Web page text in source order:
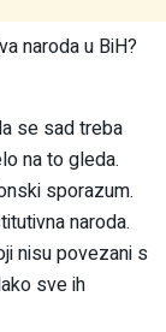
naroda u BiH?
se sad treba
na to gleda.
sporazum.
naroda.
nisu povezani s
sve ih